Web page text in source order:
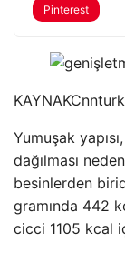
Pinterest
KAYNAK
Yumuşak
dağılması
besinlerden
gramında 442
cicci 1105 kcal